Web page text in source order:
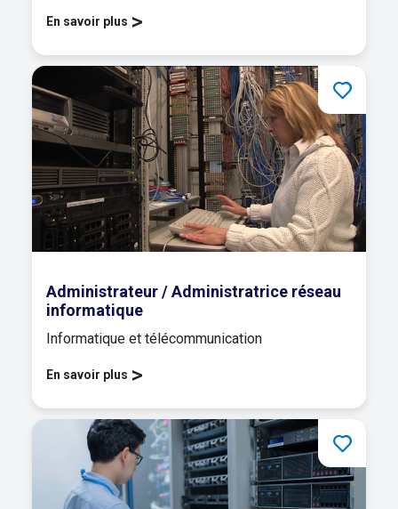
En savoir plus >
Administrateur / Administratrice réseau
informatique
Informatique et télécommunication
En savoir plus >